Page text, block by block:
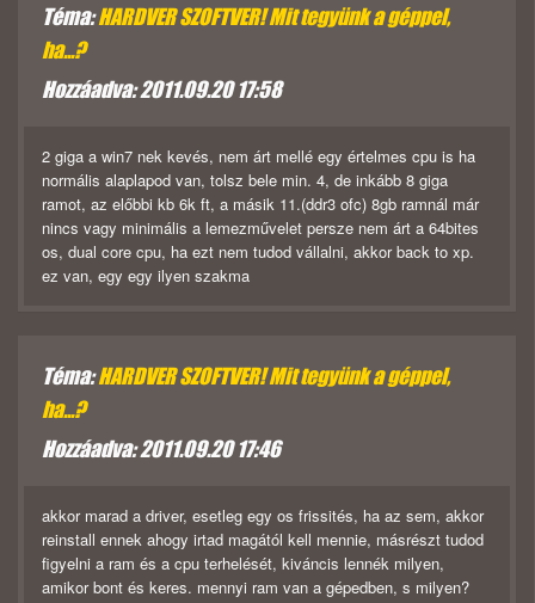
Téma:HARDVER SZOFTVER! Mit tegyünk a géppel,
ha...?
Hozzáadva: 2011.09.20 17:58
2 giga a win7 nek kevés, nem árt mellé egy értelmes cpu is ha
normális alaplapod van, tolsz bele min. 4, de inkább 8 giga
ramot, az előbbi kb 6k ft, a másik 11.(ddr3 ofc) 8gb ramnál már
nincs vagy minimális a lemezművelet persze nem árt a 64bites
os, dual core cpu, ha ezt nem tudod vállalni, akkor back to xp.
ez van, egy egy ilyen szakma
Téma:HARDVER SZOFTVER! Mit tegyünk a géppel,
ha...?
Hozzáadva: 2011.09.20 17:46
akkor marad a driver, esetleg egy os frissités, ha az sem, akkor
reinstall ennek ahogy irtad magától kell mennie, másrészt tudod
figyelni a ram és a cpu terhelését, kiváncis lennék milyen,
amikor bont és keres. mennyi ram van a gépedben, s milyen?